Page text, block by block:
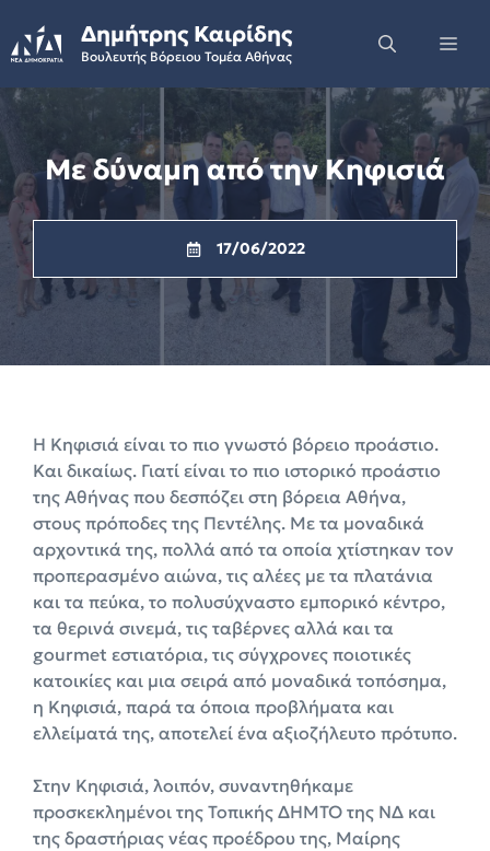
to
content
Δημήτρης Καιρίδης
Βουλευτής Βόρειου Τομέα Αθήνας
Με δύναμη από την Κηφισιά
17/06/2022
Η Κηφισιά είναι το πιο γνωστό βόρειο προάστιο.
Και δικαίως. Γιατί είναι το πιο ιστορικό προάστιο
της Αθήνας που δεσπόζει στη βόρεια Αθήνα,
στους πρόποδες της Πεντέλης. Με τα μοναδικά
αρχοντικά της, πολλά από τα οποία χτίστηκαν τον
προπερασμένο αιώνα, τις αλέες με τα πλατάνια
και τα πεύκα, το πολυσύχναστο εμπορικό κέντρο,
τα θερινά σινεμά, τις ταβέρνες αλλά και τα
gourmet εστιατόρια, τις σύγχρονες ποιοτικές
κατοικίες και μια σειρά από μοναδικά τοπόσημα,
η Κηφισιά, παρά τα όποια προβλήματα και
ελλείματά της, αποτελεί ένα αξιοζήλευτο πρότυπο.
Στην Κηφισιά, λοιπόν, συναντηθήκαμε
προσκεκλημένοι της Τοπικής ΔΗΜΤΟ της ΝΔ και
της δραστήριας νέας προέδρου της, Μαίρης